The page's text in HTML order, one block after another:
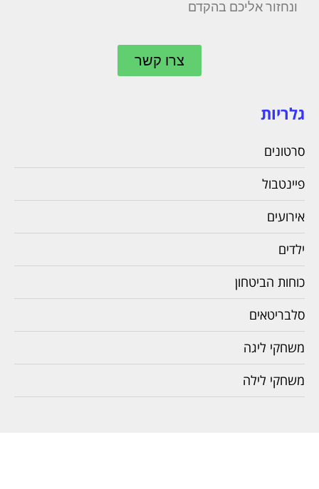
ונחזור אליכם בהקדם
צרו קשר
גלריות
סרטונים
פיינטבול
אירועים
ילדים
כוחות הביטחון
סלבריטאים
משחקי ליגה
משחקי לילה